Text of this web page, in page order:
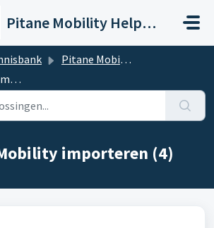
Pitane Mobility Help- en Servicedesk
Pitane Mobility - Importeren
importeren (4)